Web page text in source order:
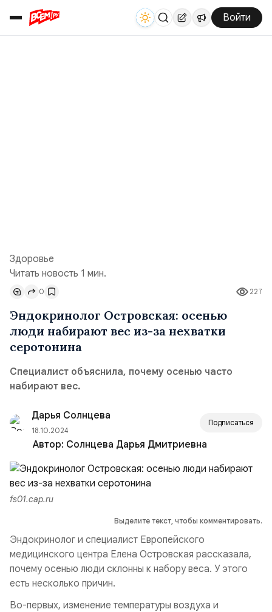
Войти
Здоровье
Читать новость 1 мин.
227
0
Эндокринолог Островская: осенью
люди набирают вес из-за нехватки
серотонина
Специалист объяснила, почему осенью часто
набирают вес.
Дарья Солнцева
18.10.2024
Подписаться
Автор: Солнцева Дарья Дмитриевна
fs01.cap.ru
Выделите текст, чтобы комментировать.
Эндокринолог и специалист Европейского
медицинского центра Елена Островская рассказала,
почему осенью люди склонны к набору веса. У этого
есть несколько причин.
Во-первых, изменение температуры воздуха и